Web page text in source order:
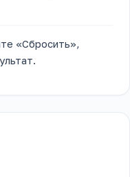
«Сбросить»,